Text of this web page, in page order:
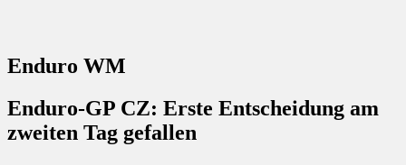
Enduro WM
Enduro-GP CZ: Erste Entscheidung am
zweiten Tag gefallen